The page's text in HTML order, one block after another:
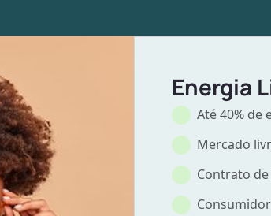
Energia
Até 40% de
Mercado
Contrato de